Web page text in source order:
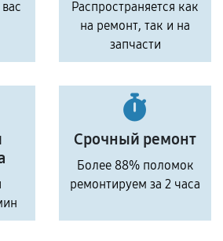
Распространяется как
на ремонт, так и на
запчасти
Срочный ремонт
Более 88% поломок
ремонтируем за 2 часа